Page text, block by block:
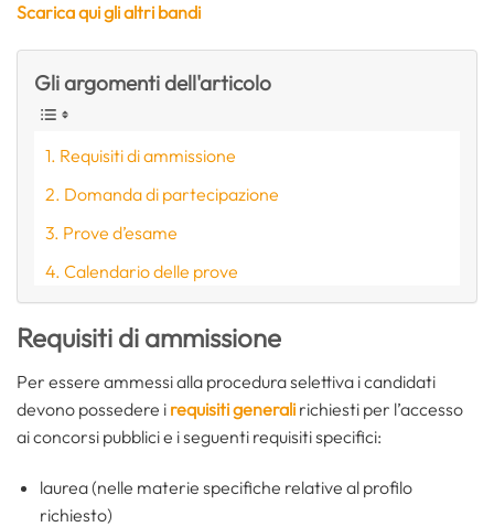
Scarica qui gli altri bandi
Gli argomenti dell'articolo
Requisiti di ammissione
Domanda di partecipazione
Prove d’esame
Calendario delle prove
Requisiti di ammissione
Per essere ammessi alla procedura selettiva i candidati
devono possedere i requisiti generali richiesti per l’accesso
ai concorsi pubblici e i seguenti requisiti specifici:
laurea (nelle materie specifiche relative al profilo
richiesto)